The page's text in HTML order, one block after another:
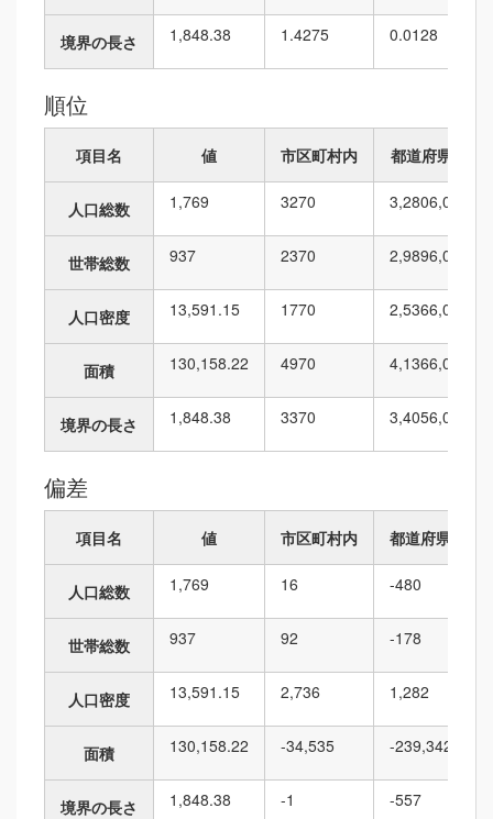
境界の長さ 1,848.38 1.4275 0.0128
順位
項目名 値 市区町村内 都道府県内
人口総数 1,769 3270 3,2806,010
世帯総数 937 2370 2,9896,010
人口密度 13,591.15 1770 2,5366,010
面積 130,158.22 4970 4,1366,010
境界の長さ 1,848.38 3370 3,4056,010
偏差
項目名 値 市区町村内 都道府県内
人口総数 1,769 16 -480
世帯総数 937 92 -178
人口密度 13,591.15 2,736 1,282
面積 130,158.22 -34,535 -239,342
境界の長さ 1,848.38 -1 -557